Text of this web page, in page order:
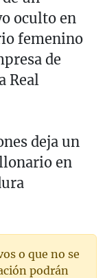
oculto en
femenino
de
Real
deja un
en
o que no se
podrán